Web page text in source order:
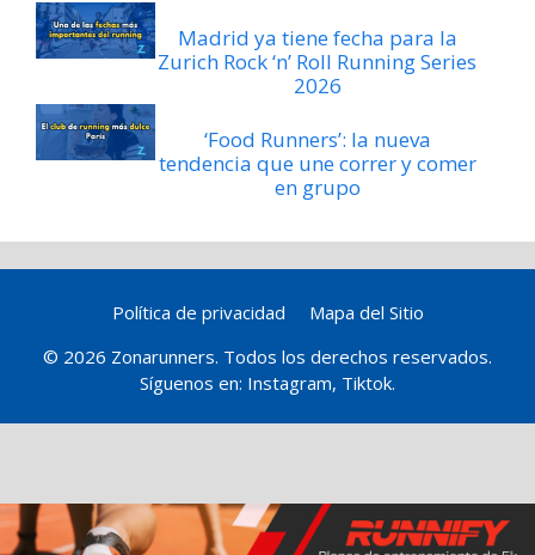
Madrid ya tiene fecha para la
Zurich Rock ‘n’ Roll Running Series
2026
‘Food Runners’: la nueva
tendencia que une correr y comer
en grupo
Política de privacidad
Mapa del Sitio
© 2026 Zonarunners. Todos los derechos reservados.
Síguenos en: Instagram, Tiktok.